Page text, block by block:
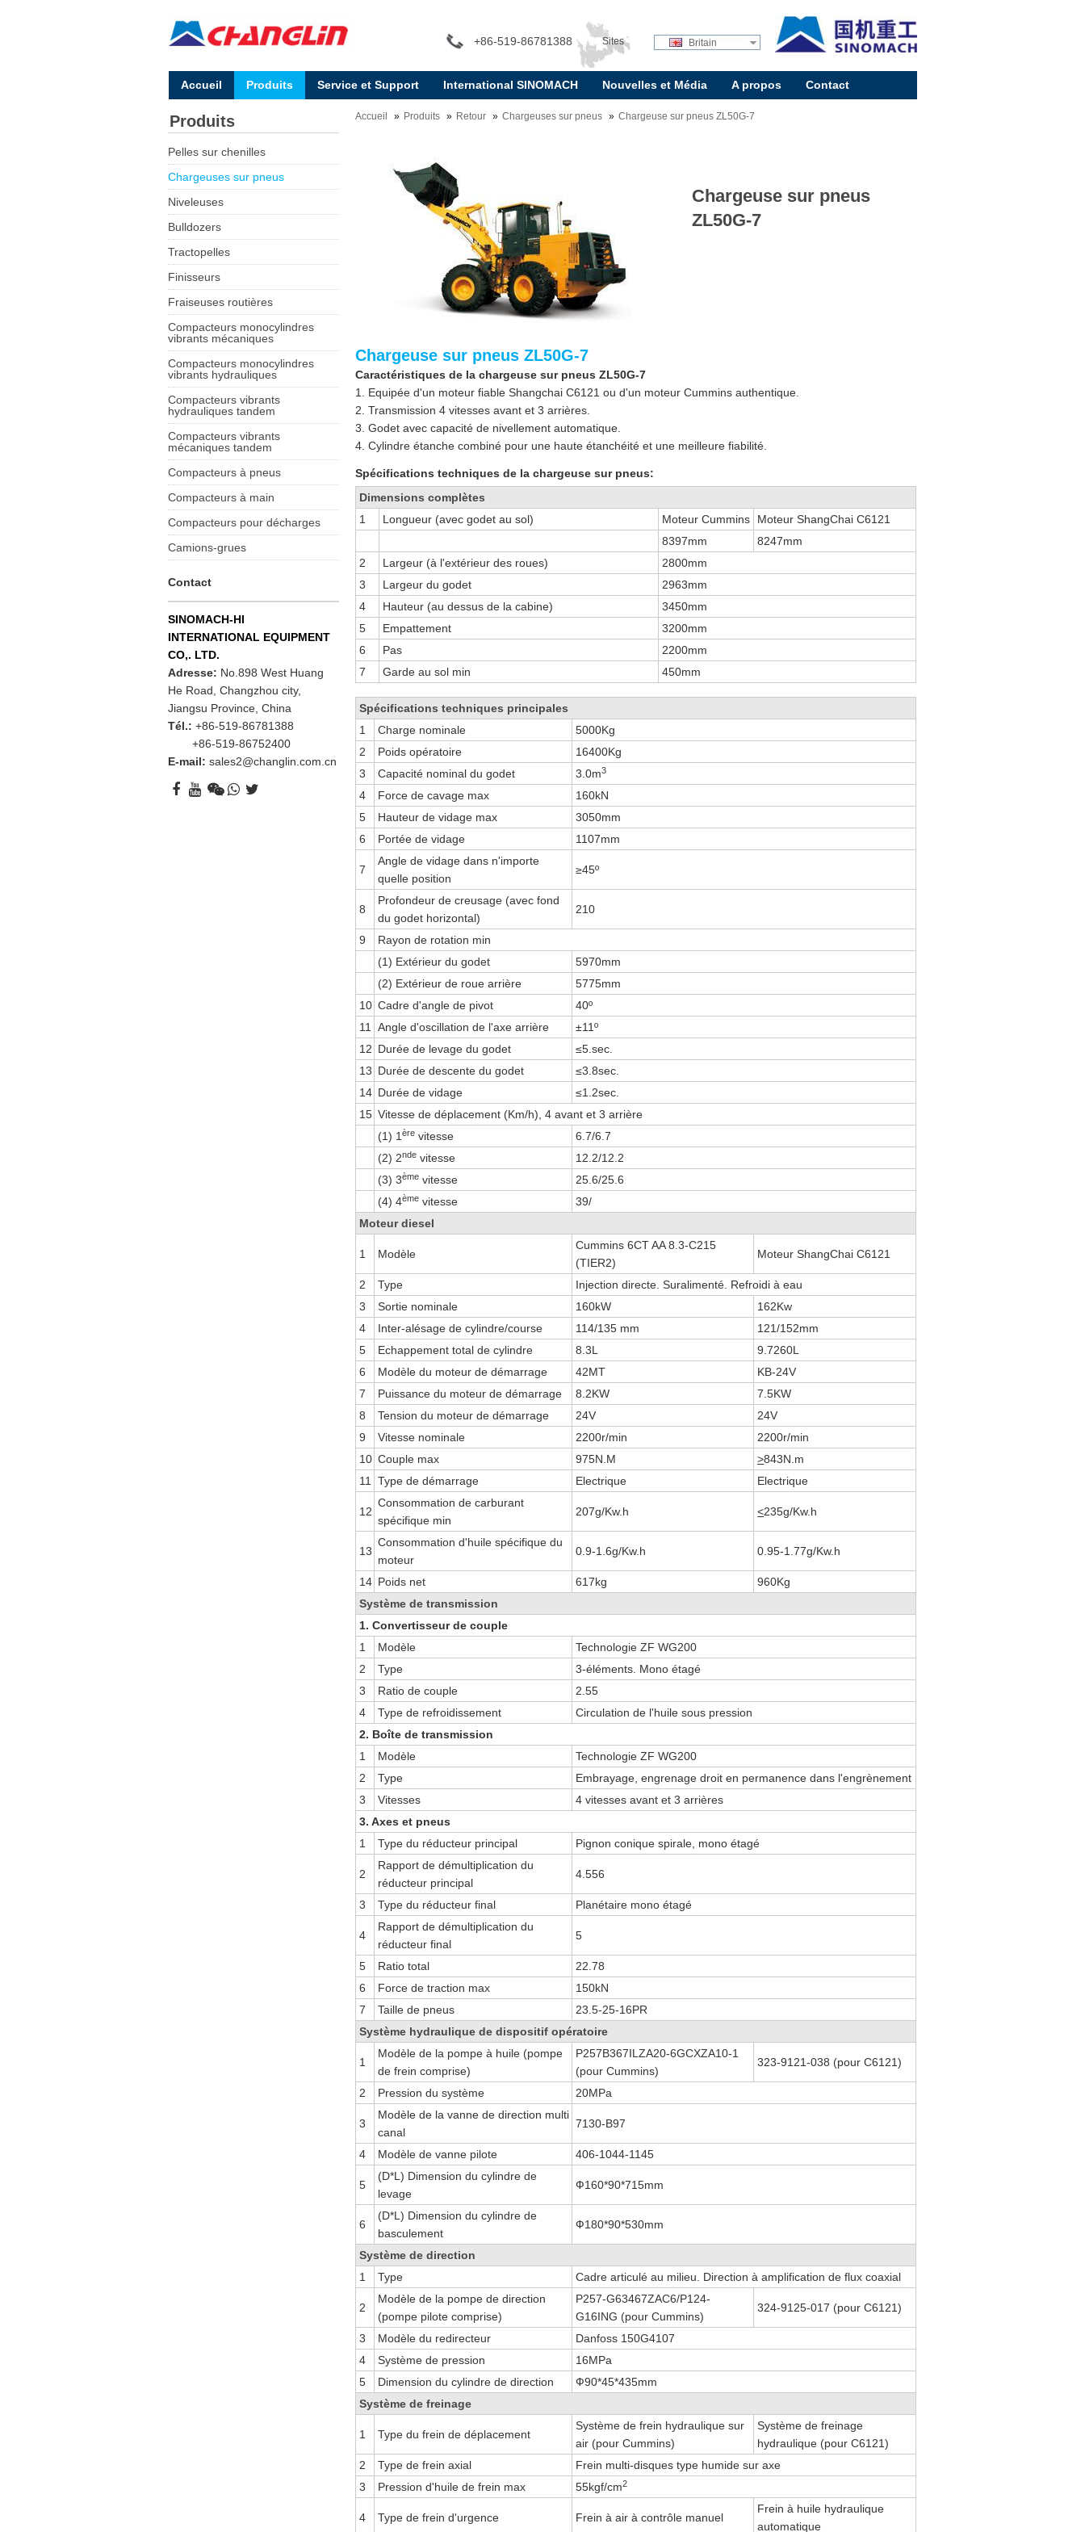
+86-519-86781388 Sites
internationaux:
Britain
Accueil Produits Service et Support International SINOMACH Nouvelles et Média A propos Contact
Accueil Produits Retour Chargeuses sur pneus Chargeuse sur pneus ZL50G-7
Chargeuse sur pneus
ZL50G-7
Chargeuse sur pneus ZL50G-7
Caractéristiques de la chargeuse sur pneus ZL50G-7
1. Equipée d'un moteur fiable Shangchai C6121 ou d'un moteur Cummins authentique.
2. Transmission 4 vitesses avant et 3 arrières.
3. Godet avec capacité de nivellement automatique.
4. Cylindre étanche combiné pour une haute étanchéité et une meilleure fiabilité.
Spécifications techniques de la chargeuse sur pneus:
Dimensions complètes
1
Longueur (avec godet au sol) Moteur Cummins
Moteur ShangChai C6121
8397mm
8247mm
2
Largeur (à l'extérieur des roues)
2800mm
3
Largeur du godet
2963mm
4
Hauteur (au dessus de la cabine)
3450mm
5
Empattement
3200mm
6
Pas
2200mm
7
Garde au sol min 450mm
Spécifications techniques principales
1
Charge nominale
5000Kg
2
Poids opératoire
16400Kg
3
Capacité nominal du godet 3.0m3
4 Force de cavage max
160kN
5
Hauteur de vidage max
3050mm
6
Portée de vidage 1107mm
7
Angle de vidage dans n'importe
quelle position
≥45º
8
Profondeur de creusage (avec fond
du godet horizontal)
210
9
Rayon de rotation min
(1) Extérieur du godet
5970mm
(2) Extérieur de roue arrière
5775mm
10 Cadre d'angle de pivot
40º
11
Angle d'oscillation de l'axe arrière
±11º
12 Durée de levage du godet
≤5.sec.
13 Durée de descente du godet
≤3.8sec.
14 Durée de vidage
≤1.2sec.
15 Vitesse de déplacement (Km/h), 4 avant et 3 arrière
(1) 1ère vitesse
6.7/6.7
(2) 2nde vitesse
12.2/12.2
(3) 3ème vitesse
25.6/25.6
(4) 4ème vitesse
39/
Moteur diesel
1 Modèle
Cummins 6CT AA 8.3-C215
(TIER2)
Moteur ShangChai C6121
2 Type
Injection directe. Suralimenté. Refroidi à eau
3
Sortie nominale 160kW
162Kw
4
Inter-alésage de cylindre/course 114/135 mm
121/152mm
5
Echappement total de cylindre 8.3L
9.7260L
6
Modèle du moteur de démarrage 42MT
KB-24V
7
Puissance du moteur de démarrage 8.2KW
7.5KW
8
Tension du moteur de démarrage 24V
24V
9
Vitesse nominale 2200r/min
2200r/min
10 Couple max 975N.M >843N.m
11
Type de démarrage Electrique Electrique
12
Consommation de carburant
spécifique min
207g/Kw.h <235g/Kw.h
13
Consommation d'huile spécifique du
moteur
0.9-1.6g/Kw.h 0.95-1.77g/Kw.h
14 Poids net 617kg
960Kg
Système de transmission
1. Convertisseur de couple
1
Modèle
Technologie ZF WG200
2
Type
3-éléments. Mono étagé
3
Ratio de couple
2.55
4
Type de refroidissement
Circulation de l'huile sous pression
2. Boîte de transmission
1
Modèle
Technologie ZF WG200
2
Type
Embrayage, engrenage droit en permanence dans l'engrènement
3
Vitesses
4 vitesses avant et 3 arrières
3. Axes et pneus
1
Type du réducteur principal Pignon conique spirale, mono étagé
2
Rapport de démultiplication du
réducteur principal
4.556
3 Type du réducteur final Planétaire mono étagé
4
Rapport de démultiplication du
réducteur final
5
5 Ratio total
22.78
6
Force de traction max
150kN
7
Taille de pneus
23.5-25-16PR
Système hydraulique de dispositif opératoire
1
Modèle de la pompe à huile (pompe
de frein comprise)
P257B367ILZA20-6GCXZA10-1
(pour Cummins)
323-9121-038 (pour C6121)
2 Pression du système 20MPa
3
Modèle de la vanne de direction multi
canal
7130-B97
4 Modèle de vanne pilote 406-1044-1145
5
(D*L) Dimension du cylindre de
levage
Ф160*90*715mm
6
(D*L) Dimension du cylindre de
basculement
Ф180*90*530mm
Système de direction
1
Type Cadre articulé au milieu. Direction à amplification de flux coaxial
2
Modèle de la pompe de direction
(pompe pilote comprise)
P257-G63467ZAC6/P124-
G16ING (pour Cummins)
324-9125-017 (pour C6121)
3 Modèle du redirecteur
Danfoss 150G4107
4
Système de pression
16MPa
5
Dimension du cylindre de direction
Ф90*45*435mm
Système de freinage
1 Type du frein de déplacement
Système de frein hydraulique sur
air (pour Cummins)
Système de freinage
hydraulique (pour C6121)
2
Type de frein axial
Frein multi-disques type humide sur axe
3
Pression d'huile de frein max 55kgf/cm2
4 Type de frein d'urgence Frein à air à contrôle manuel
Frein à huile hydraulique
automatique
Produits
Pelles sur chenilles
Chargeuses sur pneus
Niveleuses
Bulldozers
Tractopelles
Finisseurs
Fraiseuses routières
Compacteurs monocylindres
vibrants mécaniques
Compacteurs monocylindres
vibrants hydrauliques
Compacteurs vibrants
hydrauliques tandem
Compacteurs vibrants
mécaniques tandem
Compacteurs à pneus
Compacteurs à main
Compacteurs pour décharges
Camions-grues
Contact
SINOMACH-HI
INTERNATIONAL EQUIPMENT
CO,. LTD.
Adresse: No.898 West Huang
He Road, Changzhou city,
Jiangsu Province, China
Tél.: +86-519-86781388
+86-519-86752400
E-mail:sales2@changlin.com.cn